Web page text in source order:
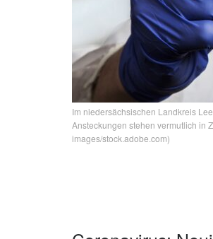
Im niedersächsischen Landkreis
Ansteckungen stehen vermutlich in
images/stock.adobe.com)